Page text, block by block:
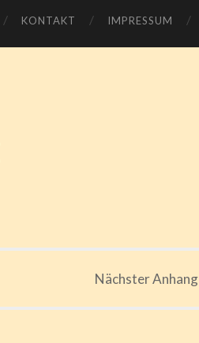
KONTAKT IMPRESSUM
NächsterAnhang